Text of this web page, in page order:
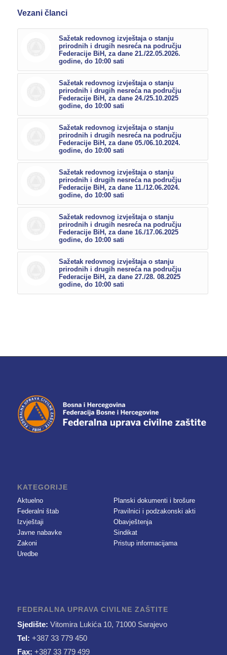
Vezani članci
Sažetak redovnog izvještaja o stanju
prirodnih i drugih nesreća na području
Federacije BiH, za dane 21./22.05.2026.
godine, do 10:00 sati
Sažetak redovnog izvještaja o stanju
prirodnih i drugih nesreća na području
Federacije BiH, za dane 24./25.10.2025
godine, do 10:00 sati
Sažetak redovnog izvještaja o stanju
prirodnih i drugih nesreća na području
Federacije BiH, za dane 05./06.10.2024.
godine, do 10:00 sati
Sažetak redovnog izvještaja o stanju
prirodnih i drugih nesreća na području
Federacije BiH, za dane 11./12.06.2024.
godine, do 10:00 sati
Sažetak redovnog izvještaja o stanju
prirodnih i drugih nesreća na području
Federacije BiH, za dane 16./17.06.2025
godine, do 10:00 sati
Sažetak redovnog izvještaja o stanju
prirodnih i drugih nesreća na području
Federacije BiH, za dane 27./28. 08.2025
godine, do 10:00 sati
KATEGORIJE
Aktuelno
Federalni štab
Izvještaji
Javne nabavke
Zakoni
Uredbe
Planski dokumenti i brošure
Pravilnici i podzakonski akti
Obavještenja
Sindikat
Pristup informacijama
FEDERALNA UPRAVA CIVILNE ZAŠTITE
Sjedište: Vitomira Lukića 10, 71000 Sarajevo
Tel: +387 33 779 450
Fax: +387 33 779 499